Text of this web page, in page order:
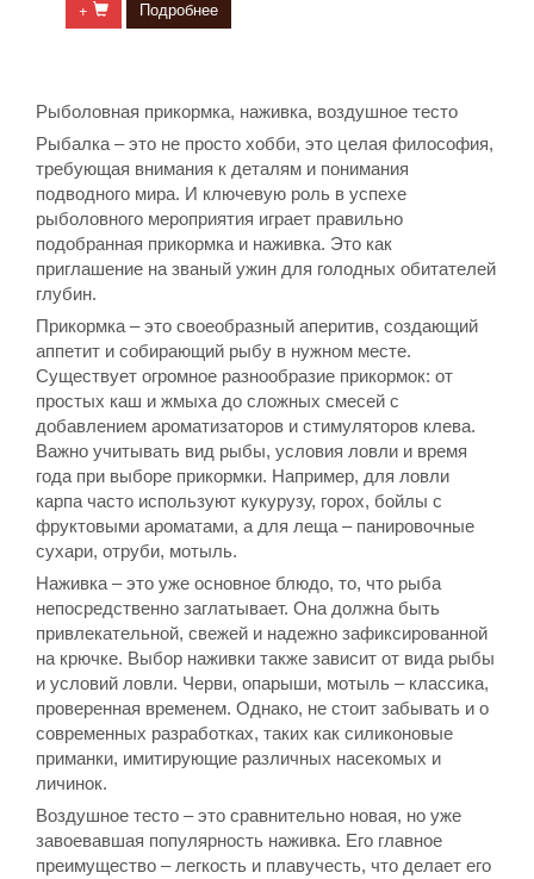
+ Подробнее
Рыболовная прикормка, наживка, воздушное тесто
Рыбалка – это не просто хобби, это целая философия,
требующая внимания к деталям и понимания
подводного мира. И ключевую роль в успехе
рыболовного мероприятия играет правильно
подобранная прикормка и наживка. Это как
приглашение на званый ужин для голодных обитателей
глубин.
Прикормка – это своеобразный аперитив, создающий
аппетит и собирающий рыбу в нужном месте.
Существует огромное разнообразие прикормок: от
простых каш и жмыха до сложных смесей с
добавлением ароматизаторов и стимуляторов клева.
Важно учитывать вид рыбы, условия ловли и время
года при выборе прикормки. Например, для ловли
карпа часто используют кукурузу, горох, бойлы с
фруктовыми ароматами, а для леща – панировочные
сухари, отруби, мотыль.
Наживка – это уже основное блюдо, то, что рыба
непосредственно заглатывает. Она должна быть
привлекательной, свежей и надежно зафиксированной
на крючке. Выбор наживки также зависит от вида рыбы
и условий ловли. Черви, опарыши, мотыль – классика,
проверенная временем. Однако, не стоит забывать и о
современных разработках, таких как силиконовые
приманки, имитирующие различных насекомых и
личинок.
Воздушное тесто – это сравнительно новая, но уже
завоевавшая популярность наживка. Его главное
преимущество – легкость и плавучесть, что делает его